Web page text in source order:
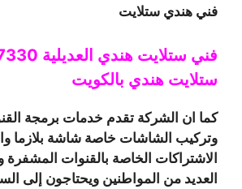
فني هندي ستلايت
فني ستلايت
ستلايت هندي بالكويت
كما ان الشركة تقدم خدمات برمجة
وتركيب الشاشات خاصة شاشة بلازما
الاشتراكات الخاصة بالقنوات المشفرة
العديد من المواطنين ويحتاجون إلى